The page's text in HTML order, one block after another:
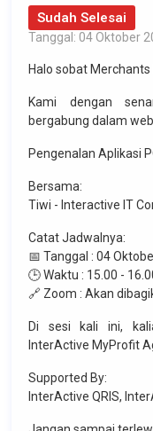
Sudah Selesai
Tanggal: 04 Oktober
Halo sobat Merchants
Kami dengan
bergabung dalam
Pengenalan Aplikasi
Bersama:
Tiwi - Interactive IT
Catat Jadwalnya:
📅 Tanggal : 04
🕒 Waktu : 15.00 -
🔗 Zoom : Akan
Di sesi kali ini,
InterActive MyProfit
Supported By:
InterActive QRIS,